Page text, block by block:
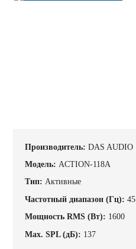
Производитель: DAS AUDIO
Модель: ACTION-118A
Тип: Активные
Частотный диапазон (Гц):
Мощность RMS (Вт): 1600
Max. SPL (дБ): 137